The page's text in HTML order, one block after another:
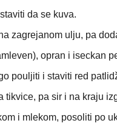
da se kuva.
zagrejanom ulju, pa
opran i iseckan
pouljiti i staviti red
tikvice, pa sir i na kraju
i mlekom, posoliti po